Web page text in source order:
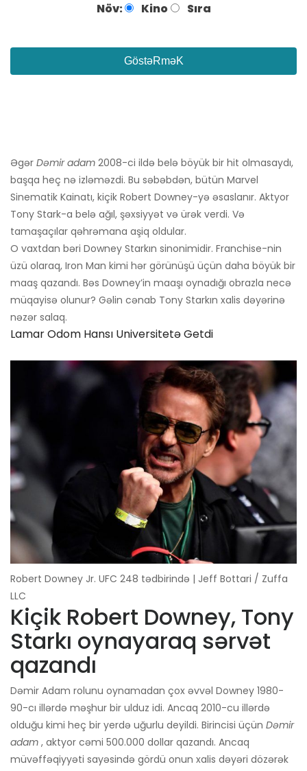
Növ: Kino Sıra
GöstəRməK
Əgər Dəmir adam 2008-ci ildə belə böyük bir hit olmasaydı,
başqa heç nə izləməzdi. Bu səbəbdən, bütün Marvel
Sinematik Kainatı, kiçik Robert Downey-yə əsaslanır. Aktyor
Tony Stark-a belə ağıl, şəxsiyyət və ürək verdi. Və
tamaşaçılar qəhrəmana aşiq oldular.
O vaxtdan bəri Downey Starkın sinonimidir. Franchise-nin
üzü olaraq, Iron Man kimi hər görünüşü üçün daha böyük bir
maaş qazandı. Bəs Downey’in maaşı oynadığı obrazla necə
müqayisə olunur? Gəlin cənab Tony Starkın xalis dəyərinə
nəzər salaq.
Lamar Odom Hansı Universitetə ​​getdi
Robert Downey Jr. UFC 248 tədbirində | Jeff Bottari / Zuffa
LLC
Kiçik Robert Downey, Tony
Starkı oynayaraq sərvət
qazandı
Dəmir Adam rolunu oynamadan çox əvvəl Downey 1980-
90-cı illərdə məşhur bir ulduz idi. Ancaq 2010-cu illərdə
olduğu kimi heç bir yerdə uğurlu deyildi. Birincisi üçün Dəmir
adam , aktyor cəmi 500.000 dollar qazandı. Ancaq
müvəffəqiyyəti sayəsində gördü onun xalis dəyəri dözərək